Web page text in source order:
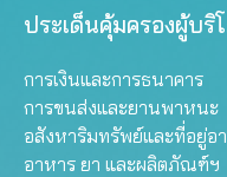
ประเด็นคุ้มครองผู้บริ
การเงินและการธนาคาร
การขนส่งและยานพาหนะ
อสังหาริมทรัพย์และที่อยู่อ
อาหาร ยา และผลิตภัณฑ์ฯ